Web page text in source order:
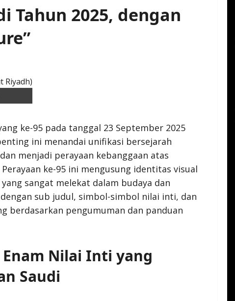
Tahun 2025, dengan
ke-95 pada tanggal 23 September 2025
ini menandai unifikasi bersejarah
menjadi perayaan kebanggaan atas
ke-95 ini mengusung identitas visual
sangat melekat dalam budaya dan
sub judul, simbol-simbol nilai inti, dan
berdasarkan pengumuman dan panduan
Nilai Inti yang
Saudi